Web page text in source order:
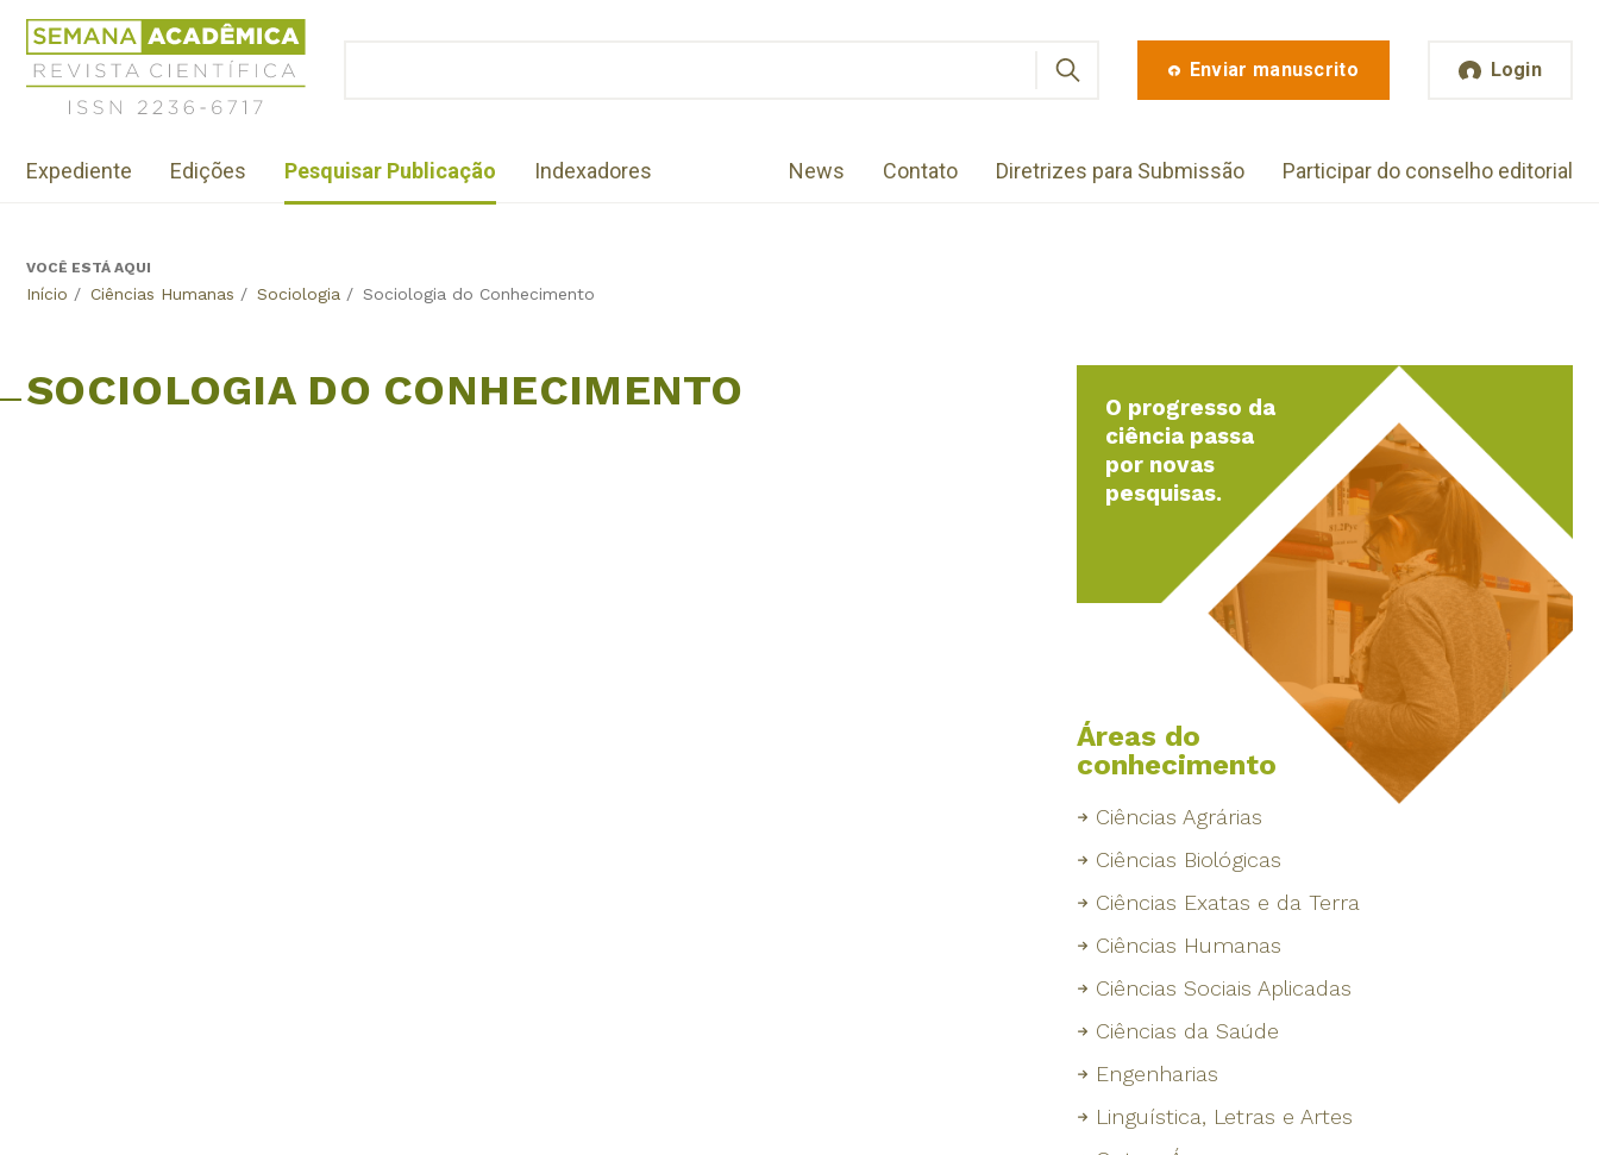
Jump
navigation
Revista
Científica
Semana
Acadêmica
2236-
Enviar manuscrito Login
Menu
institutional
Expediente Edições Pesquisar Publicação Indexadores News Contato Diretrizes para Submissão Participar do conselho editorial
BackVOCÊ ESTÁ AQUI
Início / Ciências Humanas / Sociologia / Sociologia do Conhecimento
SOCIOLOGIA DO CONHECIMENTO
O progresso da
ciência passa
por novas
pesquisas.
Áreas do
conhecimento
Ciências Agrárias
Ciências Biológicas
Ciências Exatas e da Terra
Ciências Humanas
Ciências Sociais Aplicadas
Ciências da Saúde
Engenharias
Linguística, Letras e Artes